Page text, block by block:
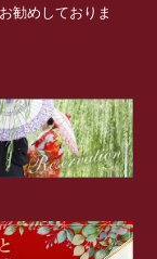
勧めしておりま